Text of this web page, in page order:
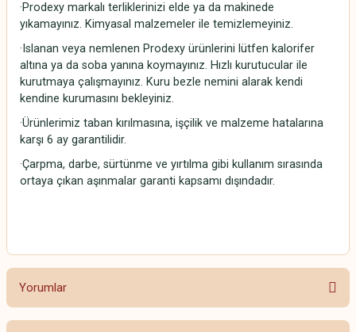
·Prodexy markalı terliklerinizi elde ya da makinede
yıkamayınız. Kimyasal malzemeler ile temizlemeyiniz.
·Islanan veya nemlenen Prodexy ürünlerini lütfen kalorifer
altına ya da soba yanına koymayınız. Hızlı kurutucular ile
kurutmaya çalışmayınız. Kuru bezle nemini alarak kendi
kendine kurumasını bekleyiniz.
·Ürünlerimiz taban kırılmasına, işçilik ve malzeme hatalarına
karşı 6 ay garantilidir.
·Çarpma, darbe, sürtünme ve yırtılma gibi kullanım sırasında
ortaya çıkan aşınmalar garanti kapsamı dışındadır.
Yorumlar